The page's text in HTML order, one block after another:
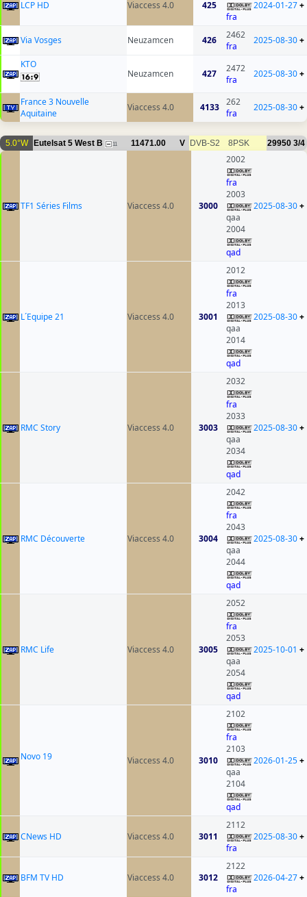
LCP HD Viaccess 4.0 425
fra
2024-01-27+
Via Vosges Neuzamcen 426
2462
fra
2025-08-30+
KTO
Neuzamcen
427
2472
fra
2025-08-30+
France 3 Nouvelle
Aquitaine
Viaccess 4.0 4133
262
fra
2025-08-30+
5.0°W Eutelsat 5 West B 11 11471.00 V DVB-S2 8PSK 29950 3/4
TF1 Séries Films Viaccess 4.0 3000
2002
fra
2003
qaa
2004
qad
2025-08-30+
L´Equipe 21 Viaccess 4.0 3001
2012
fra
2013
qaa
2014
qad
2025-08-30+
RMC Story Viaccess 4.0 3003
2032
fra
2033
qaa
2034
qad
2025-08-30+
RMC Découverte Viaccess 4.0 3004
2042
fra
2043
qaa
2044
qad
2025-08-30+
RMC Life Viaccess 4.0 3005
2052
fra
2053
qaa
2054
qad
2025-10-01 +
Novo 19 Viaccess 4.0 3010
2102
fra
2103
qaa
2104
qad
2026-01-25+
CNews HD Viaccess 4.0 3011
2112
fra
2025-08-30+
BFM TV HD Viaccess 4.0 3012
2122
fra
2026-04-27+